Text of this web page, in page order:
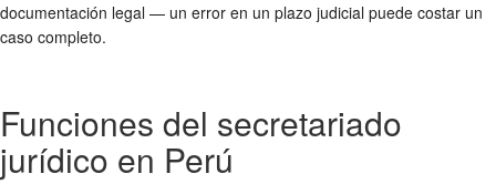
documentación legal — un error en un plazo judicial puede costar un
caso completo.
Funciones del secretariado
jurídico en Perú